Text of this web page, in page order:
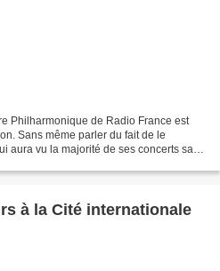
Philharmonique de Radio France est
Sans même parler du fait de le
aura vu la majorité de ses concerts sans
à la Cité internationale